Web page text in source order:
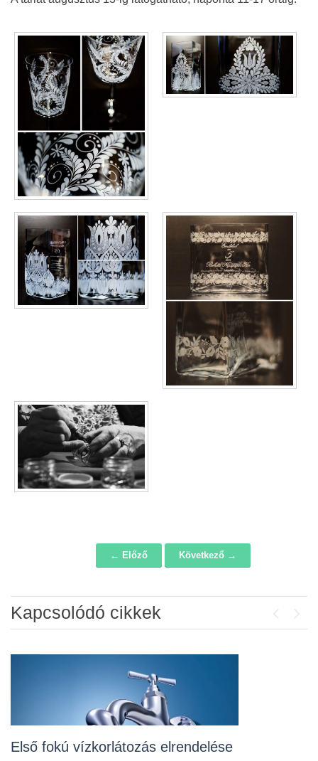
← Előző Következő →
Kapcsolódó cikkek
Első fokú vízkorlátozás elrendelése
Álláspályázat – konyhai kisegítő
Lakossági fórum az Erzsébet téri
2026-07-10